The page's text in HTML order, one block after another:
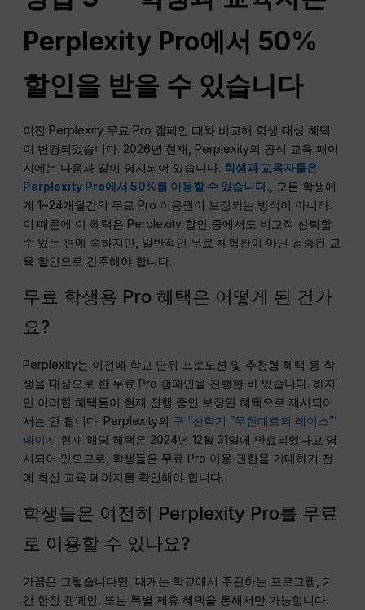
Perplexity Pro에서 50%
할인을 받을 수 있습니다
이전 Perplexity 무료 Pro 캠페인 때와 비교해 학생 대상 혜택
이 변경되었습니다. 2026년 현재, Perplexity의 공식 교육 페이
지에는 다음과 같이 명시되어 있습니다. 학생과 교육자들은
Perplexity Pro에서 50%를 이용할 수 있습니다. , 모든 학생에
게 1~24개월간의 무료 Pro 이용권이 보장되는 방식이 아니라.
이 때문에 이 혜택은 Perplexity 할인 중에서도 비교적 신뢰할
수 있는 편에 속하지만, 일반적인 무료 체험판이 아닌 검증된 교
육 할인으로 간주해야 합니다.
무료 학생용 Pro 혜택은 어떻게 된 건가
요?
Perplexity는 이전에 학교 단위 프로모션 및 추천형 혜택 등 학
생을 대상으로 한 무료 Pro 캠페인을 진행한 바 있습니다. 하지
만 이러한 혜택들이 현재 진행 중인 보장된 혜택으로 제시되어
서는 안 됩니다. Perplexity의 구 “신학기 ”무한대로의 레이스”’
페이지 현재 해당 혜택은 2024년 12월 31일에 만료되었다고 명
시되어 있으므로, 학생들은 무료 Pro 이용 권한을 기대하기 전
에 최신 교육 페이지를 확인해야 합니다.
학생들은 여전히 Perplexity Pro를 무료
로 이용할 수 있나요?
가끔은 그렇습니다만, 대개는 학교에서 주관하는 프로그램, 기
간 한정 캠페인, 또는 특별 제휴 혜택을 통해서만 가능합니다.